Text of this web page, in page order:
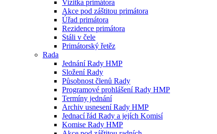
Vizitka primátora
Akce pod záštitou primátora
Úřad primátora
Rezidence primátora
Stáli v čele
Primátorský řetěz
Rada
Jednání Rady HMP
Složení Rady
Působnost členů Rady
Programové prohlášení Rady HMP
Termíny jednání
Archiv usnesení Rady HMP
Jednací řád Rady a jejích Komisí
Komise Rady HMP